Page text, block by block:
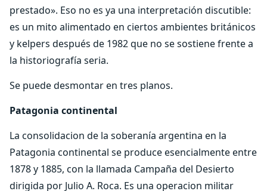
prestado». Eso no es ya una interpretación discutible:
es un mito alimentado en ciertos ambientes británicos
y kelpers después de 1982 que no se sostiene frente a
la historiografía seria.
Se puede desmontar en tres planos.
Patagonia continental
La consolidacion de la soberanía argentina en la
Patagonia continental se produce esencialmente entre
1878 y 1885, con la llamada Campaña del Desierto
dirigida por Julio A. Roca. Es una operacion militar